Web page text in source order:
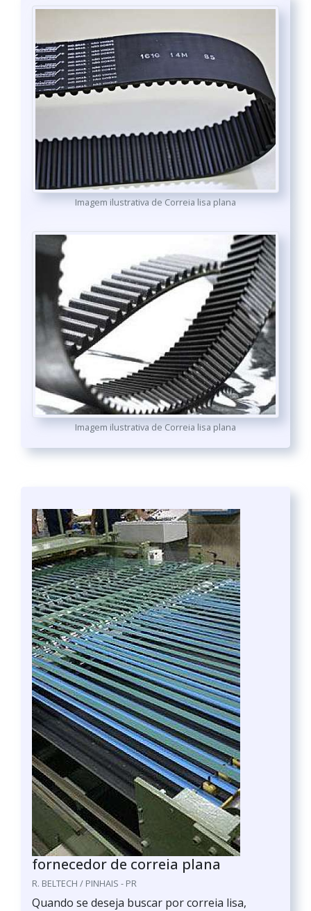
Imagem ilustrativa de Correia lisa plana
Imagem ilustrativa de Correia lisa plana
fornecedor de correia plana
R. BELTECH / PINHAIS - PR
Quando se deseja buscar por correia lisa,